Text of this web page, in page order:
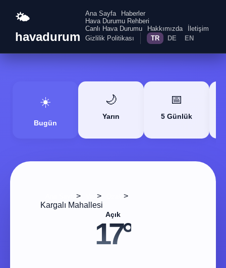
🌤️
havadurum
Ana Sayfa
Haberler
Hava Durumu Rehberi
Canlı Hava Durumu
Hakkımızda
İletişim
Gizlilik Politikası
TR DE EN
☀️
Bugün
🌙
Yarın
📅
5 Günlük
> >
>
Kargalı Mahallesi
Açık
17°